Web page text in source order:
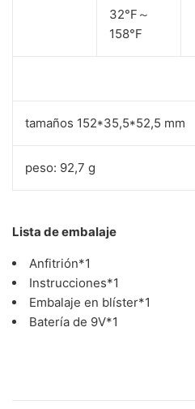
32°F～
158°F
tamaños 152*35,5*52,5 mm
peso: 92,7 g
Lista de embalaje
Anfitrión*1
Instrucciones*1
Embalaje en blíster*1
Batería de 9V*1